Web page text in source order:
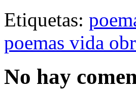
Etiquetas:
poemas vida
No hay